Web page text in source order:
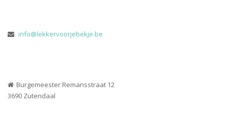
info@lekkervoorjebekje.be
Burgemeester Remansstraat 12
3690 Zutendaal